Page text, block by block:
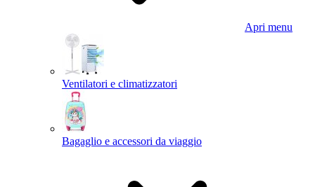
Apri menu
Ventilatori e climatizzatori
Bagaglio e accessori da viaggio